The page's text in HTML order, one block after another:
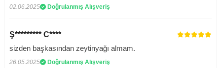
02.06.2025 Doğrulanmış Alışveriş
Ş********* C****
sizden başkasından zeytinyağı almam.
26.05.2025 Doğrulanmış Alışveriş